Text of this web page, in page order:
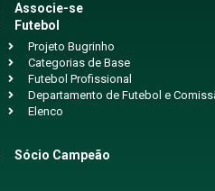
Associe-se
Futebol
Projeto Bugrinho
Categorias de Base
Futebol Profissional
Departamento de Futebol e
Elenco
Sócio Campeão